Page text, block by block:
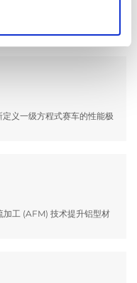
义一级方程式赛车的性能极
加工 (AFM) 技术提升铝型材